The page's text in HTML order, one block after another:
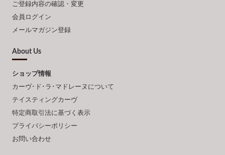
ご登録内容の確認・変更
会員ログイン
メールマガジン登録
About Us
ショップ情報
カーヴ･ド･ラ･マドレーヌについて
テイスティングカーヴ
特定商取引法に基づく表示
プライバシーポリシー
お問い合わせ